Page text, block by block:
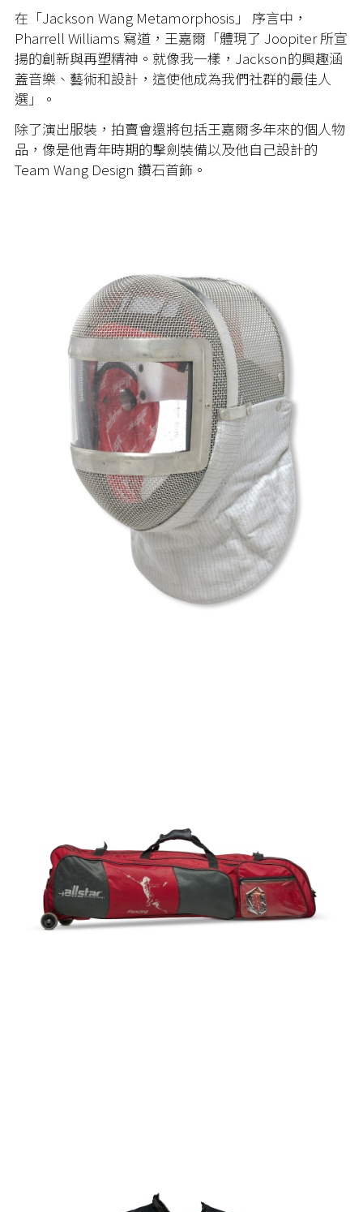
在「Jackson Wang Metamorphosis」 序言中，
Pharrell Williams 寫道，王嘉爾「體現了 Joopiter 所宣
揚的創新與再塑精神。就像我一樣，Jackson的興趣涵
蓋音樂、藝術和設計，這使他成為我們社群的最佳人
選」。
除了演出服裝，拍賣會還將包括王嘉爾多年來的個人物
品，像是他青年時期的擊劍裝備以及他自己設計的
Team Wang Design 鑽石首飾。